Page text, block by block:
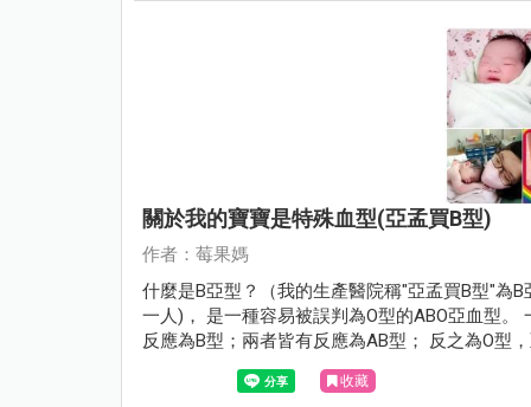
關於我的寶寶是特殊血型(亞孟買B型)
作者：莓果媽
什麼是B亞型？（我的生產醫院稱"亞孟買B型"為B亞型） 亞孟買血型歸屬在ABO血型系統(約每
一人)， 是一種容易被誤判為O型的ABO亞血型。 一般的常規檢驗中紅血球與抗A血清反應為A型； 與抗B血清
反應為B型；兩者皆有反應為AB型； 反之為O型，亞孟買血型的紅血球則不會與抗A或抗B血清反應， 必須做進
一步的檢驗，方可知正確的血型為何。
收藏